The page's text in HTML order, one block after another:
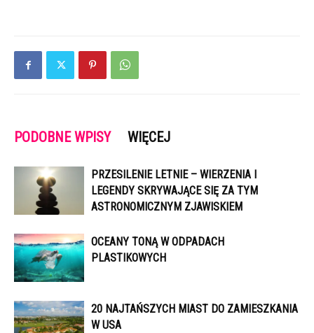
PODOBNE WPISY WIĘCEJ
PRZESILENIE LETNIE – WIERZENIA I
LEGENDY SKRYWAJĄCE SIĘ ZA TYM
ASTRONOMICZNYM ZJAWISKIEM
OCEANY TONĄ W ODPADACH
PLASTIKOWYCH
20 NAJTAŃSZYCH MIAST DO ZAMIESZKANIA
W USA